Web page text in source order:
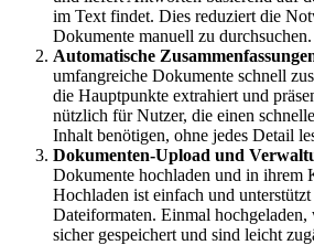
im Text findet. Dies reduziert die
Dokumente manuell zu durchsuchen.
Automatische
umfangreiche Dokumente schnell
die Hauptpunkte extrahiert und
nützlich für Nutzer, die einen
Inhalt benötigen, ohne jedes Detail
Dokumenten-Upload und
Dokumente hochladen und in ihrem
Hochladen ist einfach und
Dateiformaten. Einmal
sicher gespeichert und sind leicht